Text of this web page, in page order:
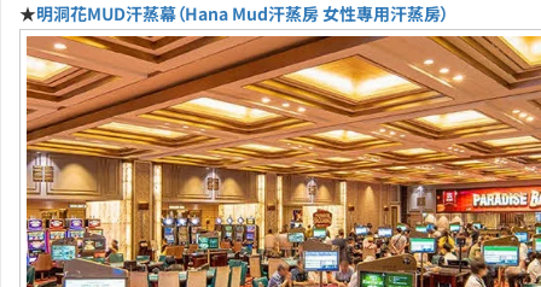
★明洞花MUD汗蒸幕（Hana Mud汗蒸房 女性專用汗蒸房）